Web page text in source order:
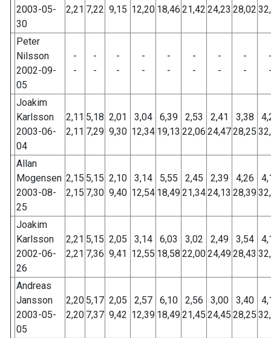
2003-05-
30
2,21 7,22 9,15 12,20 18,46 21,42 24,23 28,02
Peter
Nilsson
2002-09-
05
-
-
-
-
-
-
-
-
-
-
-
-
-
-
-
-
Joakim
Karlsson
2003-06-
04
2,11
2,11
5,18
7,29
2,01
9,30
3,04
12,34
6,39
19,13
2,53
22,06
2,41
24,47
3,38
28,25
Allan
Mogensen
2003-08-
25
2,15
2,15
5,15
7,30
2,10
9,40
3,14
12,54
5,55
18,49
2,45
21,34
2,39
24,13
4,26
28,39
Joakim
Karlsson
2002-06-
26
2,21
2,21
5,15
7,36
2,05
9,41
3,14
12,55
6,03
18,58
3,02
22,00
2,49
24,49
3,54
28,43
Andreas
Jansson
2003-05-
05
2,20
2,20
5,17
7,37
2,05
9,42
2,57
12,39
6,10
18,49
2,56
21,45
3,00
24,45
3,40
28,25